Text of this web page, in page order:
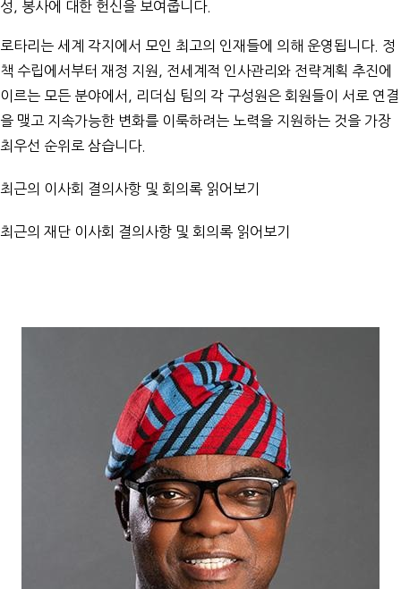
성, 봉사에 대한 헌신을 보여줍니다.
로타리는 세계 각지에서 모인 최고의 인재들에 의해 운영됩니다. 정
책 수립에서부터 재정 지원, 전세계적 인사관리와 전략계획 추진에
이르는 모든 분야에서, 리더십 팀의 각 구성원은 회원들이 서로 연결
을 맺고 지속가능한 변화를 이룩하려는 노력을 지원하는 것을 가장
최우선 순위로 삼습니다.
최근의 이사회 결의사항 및 회의록 읽어보기
최근의 재단 이사회 결의사항 및 회의록 읽어보기